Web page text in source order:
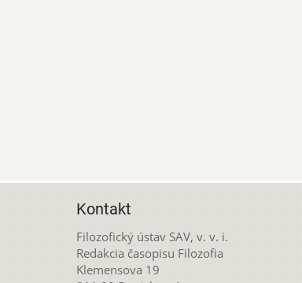
Kontakt
Filozofický ústav SAV, v. v. i.
Redakcia časopisu Filozofia
Klemensova 19